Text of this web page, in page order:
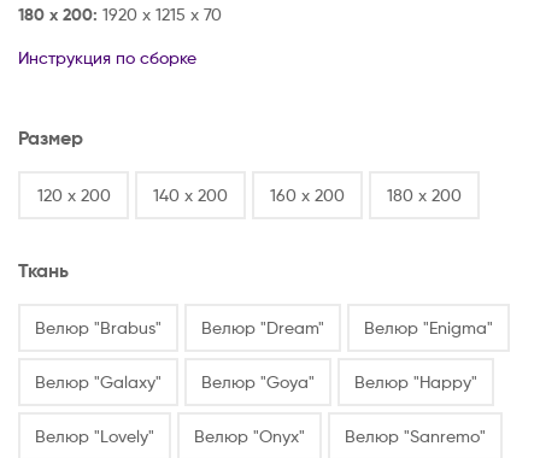
180 x 200: 1920 х 1215 х 70
Инструкция по сборке
Размер
120 х 200 140 х 200 160 х 200 180 х 200
Ткань
Велюр "Brabus" Велюр "Dream" Велюр "Enigma"
Велюр "Galaxy" Велюр "Goya" Велюр "Happy"
Велюр "Lovely" Велюр "Onyx" Велюр "Sanremo"